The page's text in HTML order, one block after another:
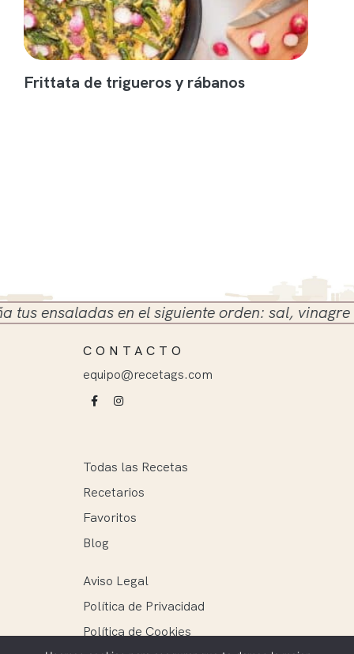
Frittata de trigueros y rábanos
ensaladas en el siguiente orden: sal, vinagre y
CONTACTO
equipo@recetags.com
Todas las Recetas
Recetarios
Favoritos
Blog
Aviso Legal
Política de Privacidad
Política de Cookies